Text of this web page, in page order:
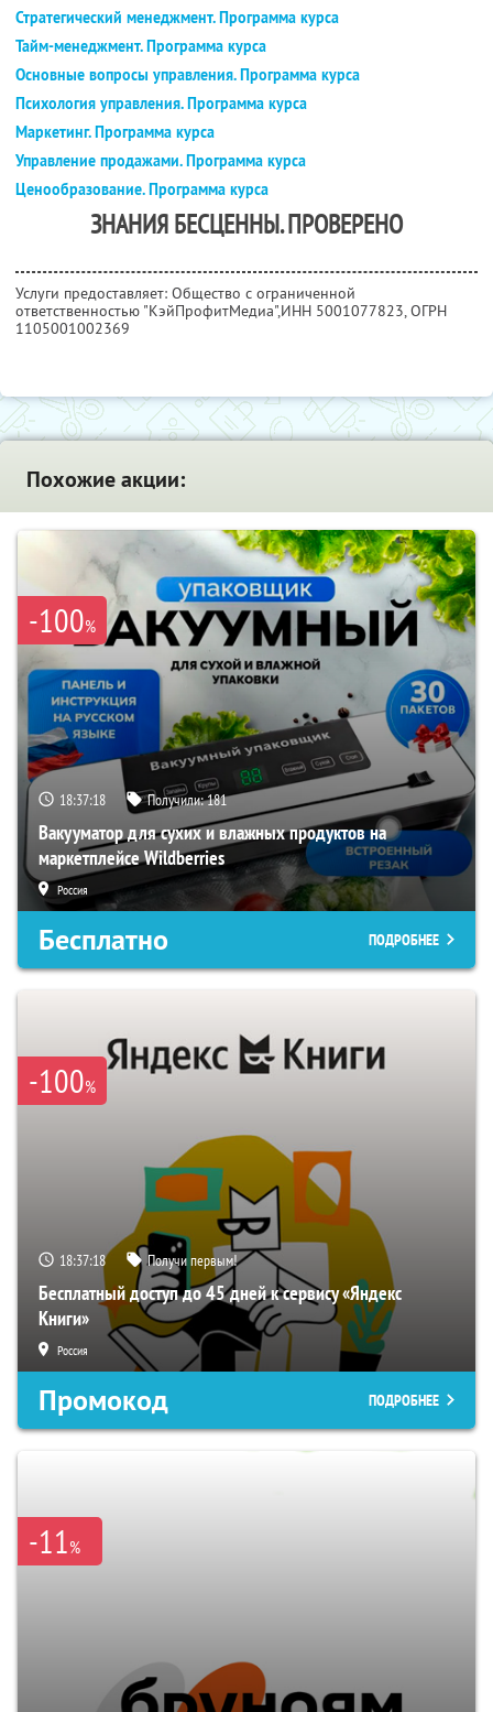
Стратегический менеджмент. Программа курса
Тайм-менеджмент. Программа курса
Основные вопросы управления. Программа курса
Психология управления. Программа курса
Маркетинг. Программа курса
Управление продажами. Программа курса
Ценообразование. Программа курса
ЗНАНИЯ БЕСЦЕННЫ. ПРОВЕРЕНО
Услуги предоставляет: Общество с ограниченной
ответственностью "КэйПрофитМедиа",ИНН 5001077823, ОГРН
1105001002369
Похожие акции:
-100%
18:37:17 Получили:181
Вакууматор для сухих и влажных продуктов на
маркетплейсе Wildberries
Россия
Бесплатно ПОДРОБНЕЕ
-100%
18:37:17 Получи первым!
Бесплатный доступ до 45 дней к сервису «Яндекс
Книги»
Россия
Промокод ПОДРОБНЕЕ
-11%